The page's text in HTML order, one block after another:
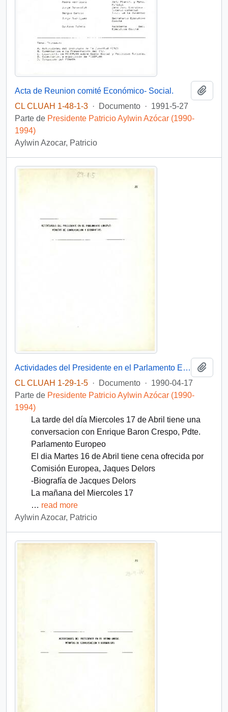
Acta de Reunion comité Económico- Social.
CL CLUAH 1-48-1-3 · Documento · 1991-5-27
Parte de Presidente Patricio Aylwin Azócar (1990-
1994)
Aylwin Azocar, Patricio
Actividades del Presidente en el Parlamento Europeo: Minutas de Conversación y Biografías
CL CLUAH 1-29-1-5 · Documento · 1990-04-17
Parte de Presidente Patricio Aylwin Azócar (1990-
1994)
La tarde del día Miercoles 17 de Abril tiene una
conversacion con Enrique Baron Crespo, Pdte.
Parlamento Europeo
El dia Martes 16 de Abril tiene cena ofrecida por
Comisión Europea, Jaques Delors
-Biografía de Jacques Delors
La mañana del Miercoles 17
… read more
Aylwin Azocar, Patricio